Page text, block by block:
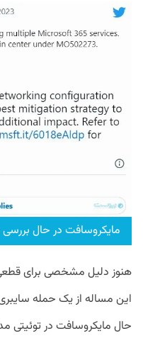
مایکروسافت در حال
هنوز دلیل مشخصی برای
این مساله از یک حمله
حال مایکروسافت در